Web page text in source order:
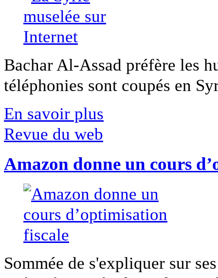
Bachar Al-Assad préfère les
téléphonies sont coupés en
En savoir plus
Revue du web
Amazon donne un cours
Sommée de s'expliquer sur